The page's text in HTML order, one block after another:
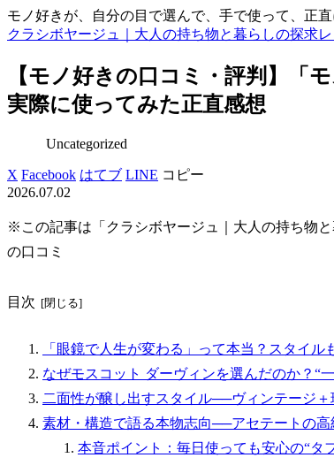
モノ好きが、自分の目で選んで、手で使って、正直
クラシボヤージュ｜大人の持ち物と暮らしの探求
【モノ好きの口コミ・評判】「
実際に使ってみた正直感想
Uncategorized
X Facebook はてブ LINE コピー
2026.07.02
※この記事は「クラシボヤージュ｜大人の持ち物
の口コミ
目次
「眼鏡で人生が変わる」って本当？スタイ
なぜモスコット ダーヴィンを選んだのか？“
二面性が醸し出すスタイル──ヴィンテージ
素材・構造で語る本物志向──アセテートの高
本音ポイント：毎日使っても安心の“タ